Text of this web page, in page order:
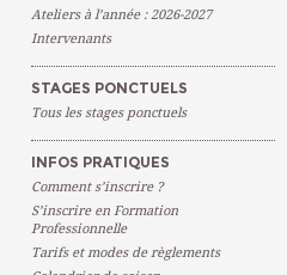
Ateliers à l’année : 2026-2027
Intervenants
STAGES PONCTUELS
Tous les stages ponctuels
INFOS PRATIQUES
Comment s’inscrire ?
S’inscrire en Formation
Professionnelle
Tarifs et modes de règlements